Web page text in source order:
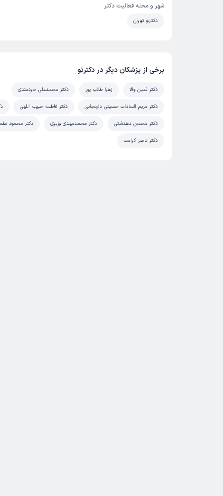
شهر و محله فعالیت دکتر
دکترتو تهران
برخی از پزشکان دیگر در دکترتو
دکتر ثمین والا زهرا طالب پور دکتر محمدعلی خردمندی
دکتر مریم السادات حسینی دارنجانی دکتر فاطمه حبیب اللهی
دکتر محسن دهدشتی دکتر محمدمهدی وزیری دکتر محمود
دکتر ناصر کرامت